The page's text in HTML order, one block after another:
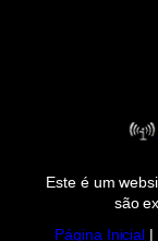
Este é um
são
Página Inicial